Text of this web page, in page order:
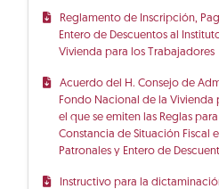
Reglamento de Inscripción,
Entero de Descuentos al
Vivienda para los Trabajadores
Acuerdo del H. Consejo de
Fondo Nacional de la Vivienda
el que se emiten las Reglas
Constancia de Situación Fiscal
Patronales y Entero de
Instructivo para la